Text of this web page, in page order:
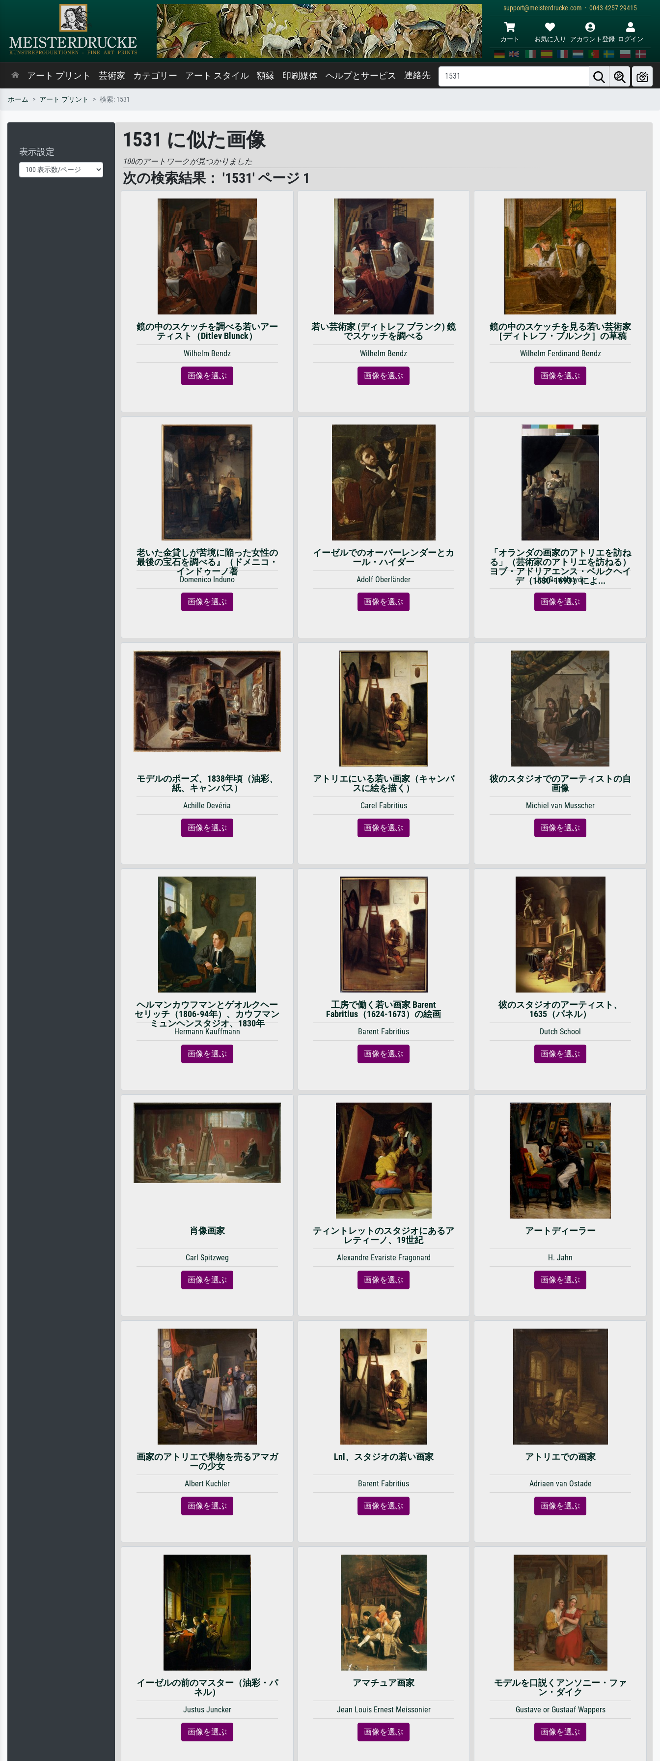
support@meisterdrucke.com · 0043 4257 29415
カート お気に入り アカウント登録 ログイン
アート プリント 芸術家 カテゴリー アート スタイル 額縁 印刷媒体 ヘルプとサービス 連絡先
ホーム アート プリント 検索: 1531
表示設定
1531 に似た画像
100のアートワークが見つかりました
次の検索結果： '1531' ページ 1
鏡の中のスケッチを調べる若いアー
ティスト（Ditlev Blunck）
Wilhelm Bendz
画像を選ぶ
若い芸術家 (ディトレフ ブランク) 鏡
でスケッチを調べる
Wilhelm Bendz
画像を選ぶ
鏡の中のスケッチを見る若い芸術家
［ディトレフ・ブルンク］の草稿
Wilhelm Ferdinand Bendz
画像を選ぶ
老いた金貸しが苦境に陥った女性の
最後の宝石を調べる』（ドメニコ・
インドゥーノ著
Domenico Induno
画像を選ぶ
イーゼルでのオーバーレンダーとカ
ール・ハイダー
Adolf Oberländer
画像を選ぶ
「オランダの画家のアトリエを訪ね
る」（芸術家のアトリエを訪ねる）
ヨブ・アドリアエンス・ベルクヘイ
デ（1630-1693）によ...
Job Berckheyde
画像を選ぶ
モデルのポーズ、1838年頃（油彩、
紙、キャンバス）
Achille Devéria
画像を選ぶ
アトリエにいる若い画家（キャンバ
スに絵を描く）
Carel Fabritius
画像を選ぶ
彼のスタジオでのアーティストの自
画像
Michiel van Musscher
画像を選ぶ
ヘルマンカウフマンとゲオルクヘー
セリッチ（1806-94年）、カウフマン
ミュンヘンスタジオ、1830年
Hermann Kauffmann
画像を選ぶ
工房で働く若い画家 Barent
Fabritius（1624-1673）の絵画
Barent Fabritius
画像を選ぶ
彼のスタジオのアーティスト、
1635（パネル）
Dutch School
画像を選ぶ
肖像画家
Carl Spitzweg
画像を選ぶ
ティントレットのスタジオにあるア
レティーノ、19世紀
Alexandre Evariste Fragonard
画像を選ぶ
アートディーラー
H. Jahn
画像を選ぶ
画家のアトリエで果物を売るアマガ
ーの少女
Albert Kuchler
画像を選ぶ
Lnl、スタジオの若い画家
Barent Fabritius
画像を選ぶ
アトリエでの画家
Adriaen van Ostade
画像を選ぶ
イーゼルの前のマスター（油彩・パ
ネル）
Justus Juncker
画像を選ぶ
アマチュア画家
Jean Louis Ernest Meissonier
画像を選ぶ
モデルを口説くアンソニー・ファ
ン・ダイク
Gustave or Gustaaf Wappers
画像を選ぶ